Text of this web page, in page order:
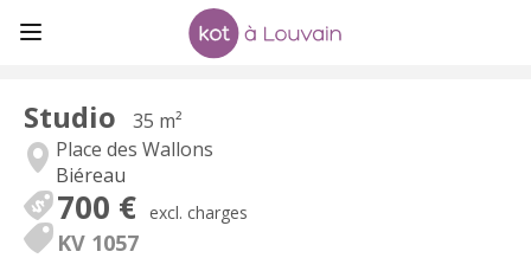
Studio
35 m²
Place des Wallons
Biéreau
700 € excl. charges
KV 1057